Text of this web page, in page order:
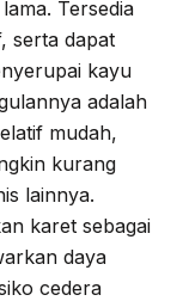
Tersedia
serta dapat
kayu
adalah
mudah,
kurang
lainnya.
karet sebagai
daya
cedera